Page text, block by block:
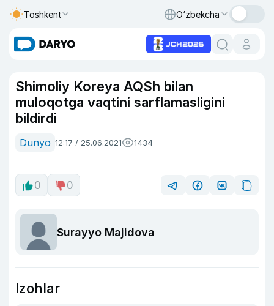
Toshkent O‘zbekcha
Shimoliy Koreya AQSh bilan
muloqotga vaqtini sarflamasligini
bildirdi
Dunyo 12:17 / 25.06.2021 1434
0 0
Surayyo Majidova
Izohlar